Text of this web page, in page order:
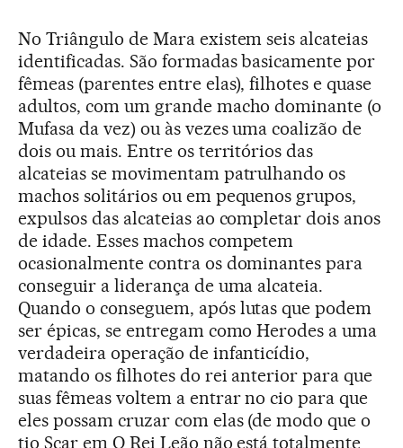
No Triângulo de Mara existem seis alcateias
identificadas. São formadas basicamente por
fêmeas (parentes entre elas), filhotes e quase
adultos, com um grande macho dominante (o
Mufasa da vez) ou às vezes uma coalizão de
dois ou mais. Entre os territórios das
alcateias se movimentam patrulhando os
machos solitários ou em pequenos grupos,
expulsos das alcateias ao completar dois anos
de idade. Esses machos competem
ocasionalmente contra os dominantes para
conseguir a liderança de uma alcateia.
Quando o conseguem, após lutas que podem
ser épicas, se entregam como Herodes a uma
verdadeira operação de infanticídio,
matando os filhotes do rei anterior para que
suas fêmeas voltem a entrar no cio para que
eles possam cruzar com elas (de modo que o
tio Scar em O Rei Leão não está totalmente